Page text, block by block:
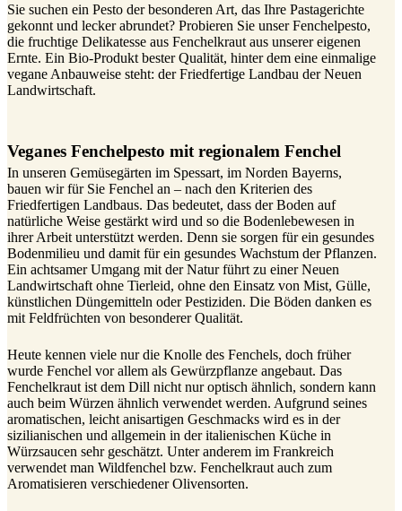
Sie suchen ein Pesto der besonderen Art, das Ihre Pastagerichte
gekonnt und lecker abrundet? Probieren Sie unser Fenchelpesto,
die fruchtige Delikatesse aus Fenchelkraut aus unserer eigenen
Ernte. Ein Bio-Produkt bester Qualität, hinter dem eine einmalige
vegane Anbauweise steht: der Friedfertige Landbau der Neuen
Landwirtschaft.
Veganes Fenchelpesto mit regionalem Fenchel
In unseren Gemüsegärten im Spessart, im Norden Bayerns,
bauen wir für Sie Fenchel an – nach den Kriterien des
Friedfertigen Landbaus. Das bedeutet, dass der Boden auf
natürliche Weise gestärkt wird und so die Bodenlebewesen in
ihrer Arbeit unterstützt werden. Denn sie sorgen für ein gesundes
Bodenmilieu und damit für ein gesundes Wachstum der Pflanzen.
Ein achtsamer Umgang mit der Natur führt zu einer Neuen
Landwirtschaft ohne Tierleid, ohne den Einsatz von Mist, Gülle,
künstlichen Düngemitteln oder Pestiziden. Die Böden danken es
mit Feldfrüchten von besonderer Qualität.
Heute kennen viele nur die Knolle des Fenchels, doch früher
wurde Fenchel vor allem als Gewürzpflanze angebaut. Das
Fenchelkraut ist dem Dill nicht nur optisch ähnlich, sondern kann
auch beim Würzen ähnlich verwendet werden. Aufgrund seines
aromatischen, leicht anisartigen Geschmacks wird es in der
sizilianischen und allgemein in der italienischen Küche in
Würzsaucen sehr geschätzt. Unter anderem im Frankreich
verwendet man Wildfenchel bzw. Fenchelkraut auch zum
Aromatisieren verschiedener Olivensorten.